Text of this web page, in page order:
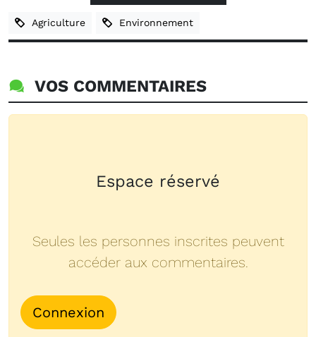
Agriculture Environnement
VOS COMMENTAIRES
Espace réservé
Seules les personnes inscrites peuvent
accéder aux commentaires.
Connexion